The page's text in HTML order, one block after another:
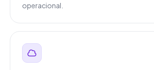
operacional.